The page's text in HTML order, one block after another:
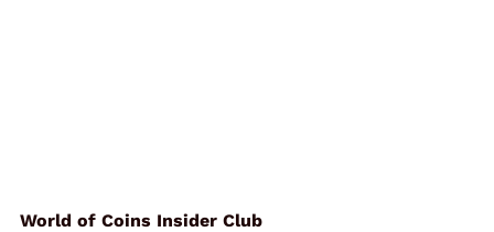
World of Coins Insider Club